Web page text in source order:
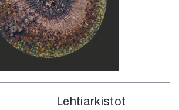
Lehtiarkistot